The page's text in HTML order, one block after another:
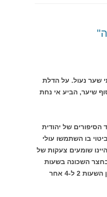
שער נעול. על הדלת
קשיש כסוף שיער, הביע אי נחת
של יהודית
בו השתמשו עולי
שומעים צעקות של
השכונה בשעות
אחר הצהריים. ה"שלאפשטונדה" היתה שעת המנוחה המקודשת, בדרך כלל בין השעות 2 ל-4 אחר